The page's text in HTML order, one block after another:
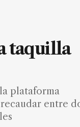
taquilla
plataforma
entre